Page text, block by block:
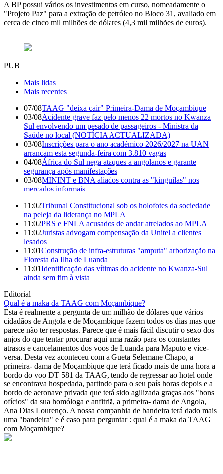
A BP possui vários os investimentos em curso, nomeadamente o
"Projeto Paz" para a extração de petróleo no Bloco 31, avaliado em
cerca de cinco mil milhões de dólares (4,3 mil milhões de euros).
PUB
Mais lidas
Mais recentes
07/08TAAG "deixa cair" Primeira-Dama de Moçambique
03/08Acidente grave faz pelo menos 22 mortos no Kwanza
Sul envolvendo um pesado de passageiros - Ministra da
Saúde no local (NOTÍCIA ACTUALIZADA)
03/08Inscrições para o ano académico 2026/2027 na UAN
arrancam esta segunda-feira com 3.810 vagas
04/08África do Sul nega ataques a angolanos e garante
segurança após manifestações
03/08MININT e BNA aliados contra as "kinguilas" nos
mercados informais
11:02Tribunal Constitucional sob os holofotes da sociedade
na peleja da liderança no MPLA
11:02PRS e FNLA acusados de andar atrelados ao MPLA
11:02Juristas advogam compensação da Unitel a clientes
lesados
11:01Construção de infra-estruturas "amputa" arborização na
Floresta da Ilha de Luanda
11:01Identificação das vítimas do acidente no Kwanza-Sul
ainda sem fim à vista
Editorial
Qual é a maka da TAAG com Moçambique?
Esta é realmente a pergunta de um milhão de dólares que vários
cidadãos de Angola e de Moçambique fazem todos os dias mas que
parece não ter respostas. Parece que é mais fácil discutir o sexo dos
anjos do que tentar procurar aqui uma razão para os constantes
atrasos e cancelamentos dos voos de Luanda para Maputo e vice-
versa. Desta vez aconteceu com a Gueta Selemane Chapo, a
primeira- dama de Moçambique que terá ficado mais de uma hora a
bordo do voo DT 581 da TAAG, tendo de regressar ao hotel onde
se encontrava hospedada, partindo para o seu país horas depois e a
bordo de aeronave privada que terá sido agilizada graças aos "bons
ofícios" da sua homóloga e anfitriã, a primeira- dama de Angola,
Ana Dias Lourenço. A nossa companhia de bandeira terá dado mais
uma "bandeira" e é caso para perguntar : qual é a maka da TAAG
com Moçambique?